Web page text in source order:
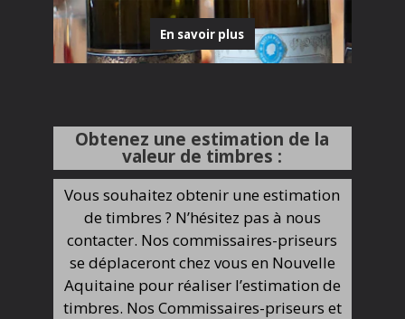
En savoir plus
Obtenez une estimation de la
valeur de timbres :
Vous souhaitez obtenir une estimation
de timbres ? N’hésitez pas à nous
contacter. Nos commissaires-priseurs
se déplaceront chez vous en Nouvelle
Aquitaine pour réaliser l’estimation de
timbres. Nos Commissaires-priseurs et